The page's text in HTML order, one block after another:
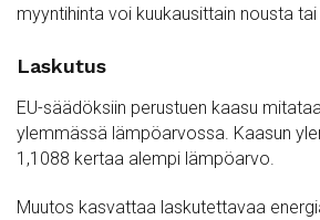
myyntihinta voi kuukausittain nousta tai
Laskutus
EU-säädöksiin perustuen kaasu
ylemmässä lämpöarvossa. Kaasun
1,1088 kertaa alempi lämpöarvo.
Muutos kasvattaa laskutettavaa